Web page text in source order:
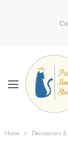
Home Decorazioni